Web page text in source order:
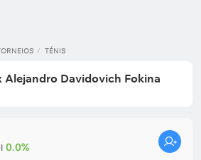
TÉNIS
Davidovich Fokina
0.0%